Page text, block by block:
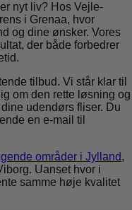
nyt liv? Hos Vejle-
i Grenaa, hvor
og dine ønsker. Vores
der både forbedrer
tilbud. Vi står klar til
om den rette løsning og
udendørs fliser. Du
en e-mail til
områder i Jylland,
Uanset hvor i
samme høje kvalitet